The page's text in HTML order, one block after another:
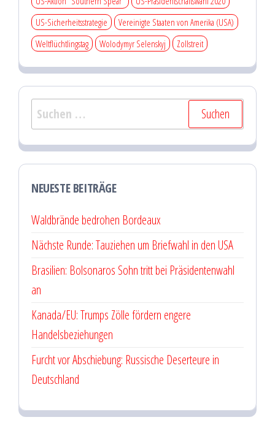
US-Sicherheitsstrategie
Vereinigte Staaten von Amerika (USA)
Weltflüchtlingstag
Wolodymyr Selenskyj Zollstreit
Suchen
nach:
NEUESTE BEITRÄGE
Waldbrände bedrohen Bordeaux
Nächste Runde: Tauziehen um Briefwahl in den USA
Brasilien: Bolsonaros Sohn tritt bei Präsidentenwahl
an
Kanada/EU: Trumps Zölle fördern engere
Handelsbeziehungen
Furcht vor Abschiebung: Russische Deserteure in
Deutschland